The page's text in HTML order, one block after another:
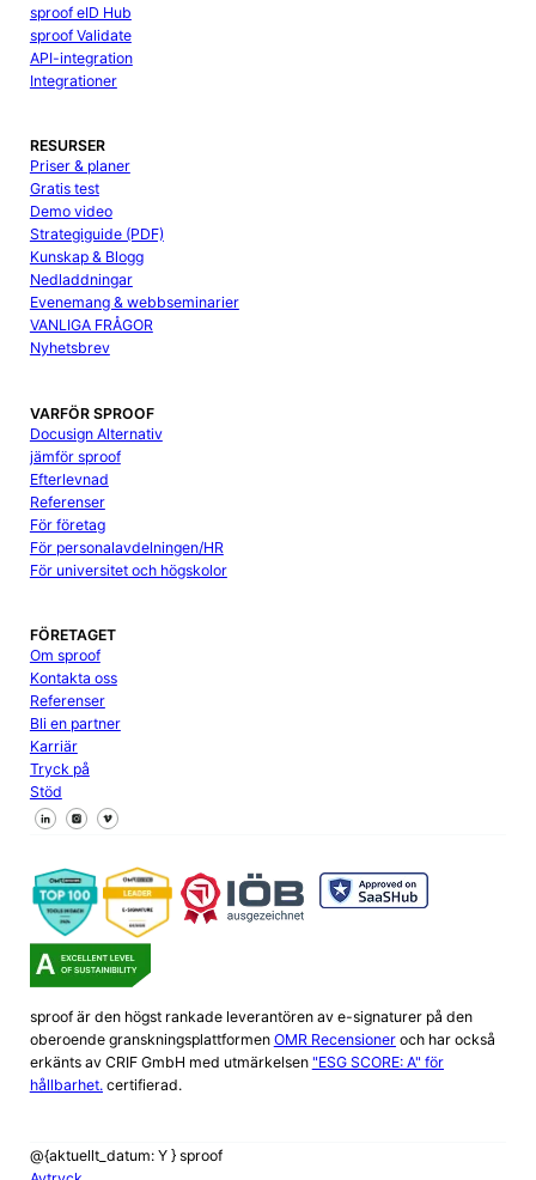
sproof eID Hub
sproof Validate
API-integration
Integrationer
RESURSER
Priser & planer
Gratis test
Demo video
Strategiguide (PDF)
Kunskap & Blogg
Nedladdningar
Evenemang & webbseminarier
VANLIGA FRÅGOR
Nyhetsbrev
VARFÖR SPROOF
Docusign Alternativ
jämför sproof
Efterlevnad
Referenser
För företag
För personalavdelningen/HR
För universitet och högskolor
FÖRETAGET
Om sproof
Kontakta oss
Referenser
Bli en partner
Karriär
Tryck på
Stöd
Följ oss på Facebook
Följ oss på X
Följ oss på LinkedIn
sproof är den högst rankade leverantören av e-signaturer på den
oberoende granskningsplattformen OMR Recensioneroch har också
erkänts av CRIF GmbH med utmärkelsen "ESG SCORE: A" för
hållbarhet.certifierad.
@{aktuellt_datum: Y } sproof